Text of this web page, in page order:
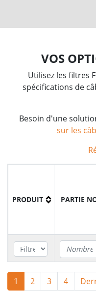
VOS
Utilisez les filtres
spécifications de
Besoin d'une
sur les
PRODUIT PARTIE
Câble
N2XSEY
1 2 3 4